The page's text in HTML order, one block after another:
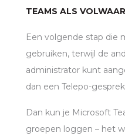
TEAMS ALS
Een volgende stap die
gebruiken, terwijl de
administrator kunt
dan een Telepo-
Dan kun je Microsoft
groepen loggen – het